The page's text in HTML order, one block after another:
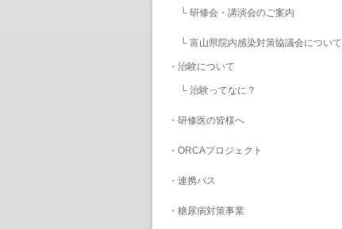
└ 研修会・講演会のご案内
└ 富山県院内感染対策協議会について
・ 治験について
└ 治験ってなに？
・ 研修医の皆様へ
・ ORCAプロジェクト
・ 連携パス
・ 糖尿病対策事業